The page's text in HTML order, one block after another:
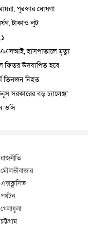
পুরস্কার ঘোষণা
টাকাও লুট
হাসপাতালে মৃত্যু
ফিতর উদযাপিত হবে
তিনজন নিহত
সরকারের বড় চ্যালেঞ্জ’
ওসি
রাজনীতি
মৌলভীবাজার
এক্সক্লুসিভ
পর্যটন
খেলাধুলা
চট্টগ্রাম